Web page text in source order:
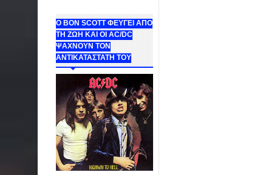
Ο BON SCOTT ΦΕΥΓΕΙ ΑΠΟ
ΤΗ ΖΩΗ ΚΑΙ ΟΙ AC/DC
ΨΑΧΝΟΥΝ ΤΟΝ
ΑΝΤΙΚΑΤΑΣΤΑΤΗ ΤΟΥ